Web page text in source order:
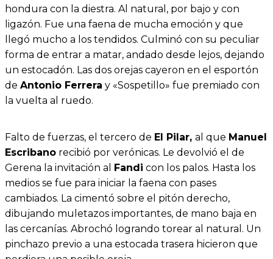
hondura con la diestra. Al natural, por bajo y con
ligazón. Fue una faena de mucha emoción y que
llegó mucho a los tendidos. Culminó con su peculiar
forma de entrar a matar, andado desde lejos, dejando
un estocadón. Las dos orejas cayeron en el esportón
de Antonio Ferrera y «Sospetillo» fue premiado con
la vuelta al ruedo.
Falto de fuerzas, el tercero de El Pilar, al que Manuel
Escribano recibió por verónicas. Le devolvió el de
Gerena la invitación al
Fandi con los palos. Hasta los
medios se fue para iniciar la faena con pases
cambiados. La cimentó sobre el pitón derecho,
dibujando muletazos importantes, de mano baja en
las cercanías. Abrochó logrando torear al natural. Un
pinchazo previo a una estocada trasera hicieron que